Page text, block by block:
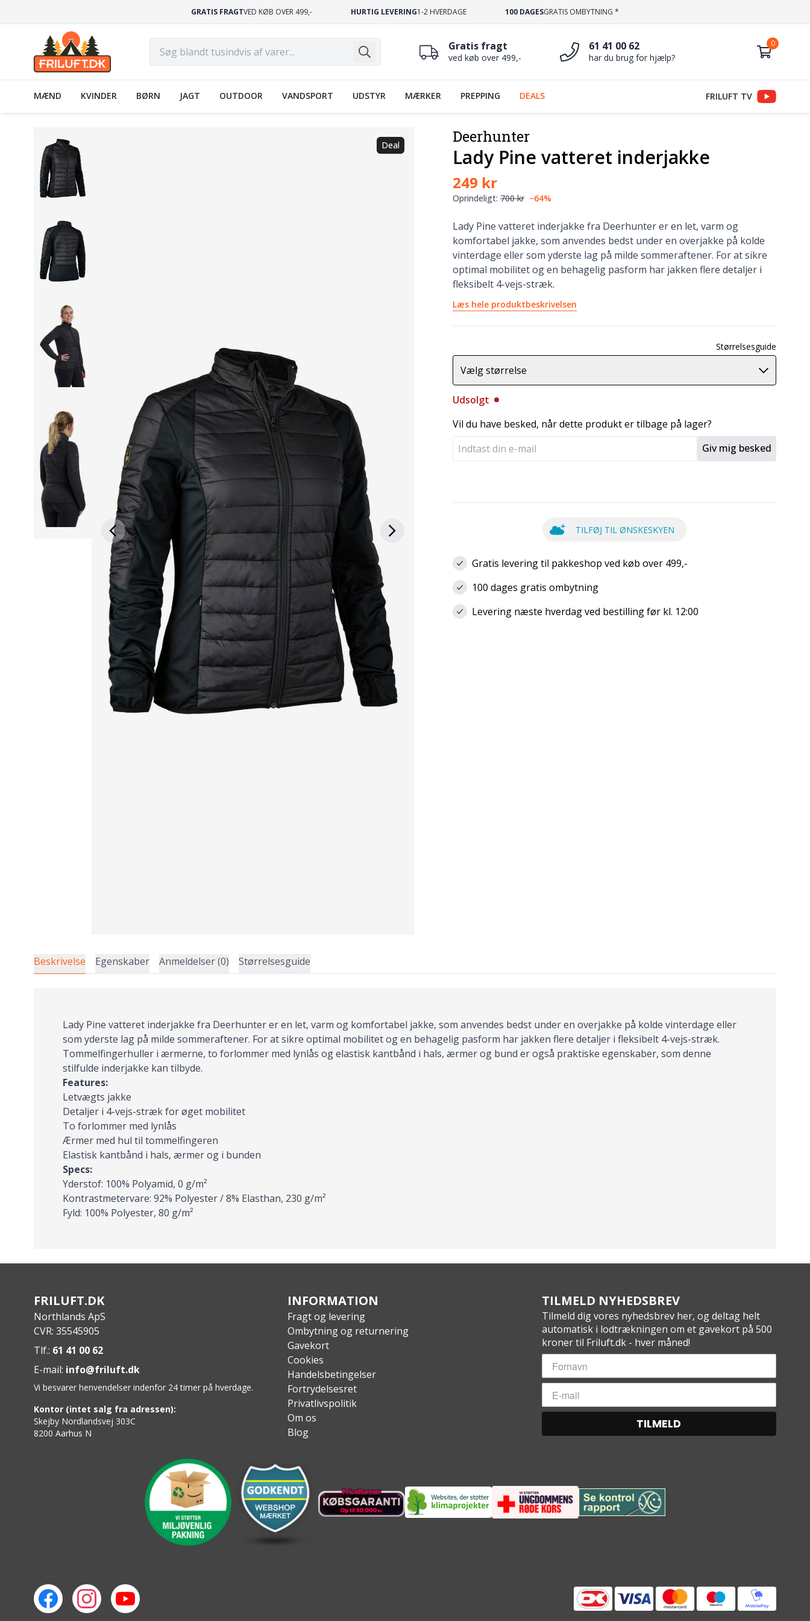
GRATIS FRAGTVED KØB OVER 499,- HURTIG LEVERING1-2 HVERDAGE 100 DAGESGRATIS OMBYTNING *
Gratis fragt
ved køb over 499,-
61 41 00 62
har du brug for hjælp?
MÆND KVINDER BØRN JAGT OUTDOOR VANDSPORT UDSTYR MÆRKER PREPPING DEALS FRILUFT TV
Deal Deerhunter
Lady Pine vatteret inderjakke
249 kr
Oprindeligt: 700 kr −64%
Lady Pine vatteret inderjakke fra Deerhunter er en let, varm og
komfortabel jakke, som anvendes bedst under en overjakke på kolde
vinterdage eller som yderste lag på milde sommeraftener. For at sikre
optimal mobilitet og en behagelig pasform har jakken flere detaljer i
fleksibelt 4-vejs-stræk.
Læs hele produktbeskrivelsen
Størrelsesguide
Vælg størrelse
Udsolgt
Vil du have besked, når dette produkt er tilbage på lager?
Giv mig besked
TILFØJ TIL ØNSKESKYEN
Gratis levering til pakkeshop ved køb over 499,-
100 dages gratis ombytning
Levering næste hverdag ved bestilling før kl. 12:00
Beskrivelse Egenskaber Anmeldelser (0) Størrelsesguide
Lady Pine vatteret inderjakke fra Deerhunter er en let, varm og komfortabel jakke, som anvendes bedst under en overjakke på kolde vinterdage eller
som yderste lag på milde sommeraftener. For at sikre optimal mobilitet og en behagelig pasform har jakken flere detaljer i fleksibelt 4-vejs-stræk.
Tommelfingerhuller i ærmerne, to forlommer med lynlås og elastisk kantbånd i hals, ærmer og bund er også praktiske egenskaber, som denne
stilfulde inderjakke kan tilbyde.
Features:
Letvægts jakke
Detaljer i 4-vejs-stræk for øget mobilitet
To forlommer med lynlås
Ærmer med hul til tommelfingeren
Elastisk kantbånd i hals, ærmer og i bunden
Specs:
Yderstof: 100% Polyamid, 0 g/m²
Kontrastmetervare: 92% Polyester / 8% Elasthan, 230 g/m²
Fyld: 100% Polyester, 80 g/m²
FRILUFT.DK
Northlands ApS
CVR: 35545905
Tlf.: 61 41 00 62
E-mail: info@friluft.dk
Vi besvarer henvendelser indenfor 24 timer på hverdage.
Kontor (intet salg fra adressen):
Skejby Nordlandsvej 303C
8200 Aarhus N
INFORMATION
Fragt og levering
Ombytning og returnering
Gavekort
Cookies
Handelsbetingelser
Fortrydelsesret
Privatlivspolitik
Om os
Blog
TILMELD NYHEDSBREV
Tilmeld dig vores nyhedsbrev her, og deltag helt
automatisk i lodtrækningen om et gavekort på 500
kroner til Friluft.dk - hver måned!
TILMELD